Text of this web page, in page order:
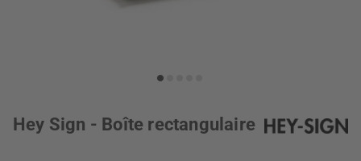
Hey Sign - Boîte rectangulaire